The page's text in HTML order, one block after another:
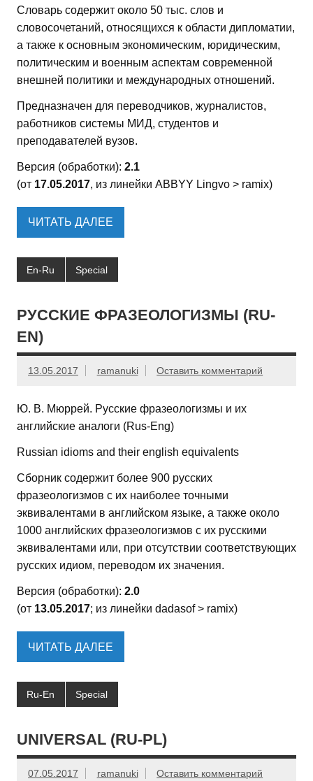
Словарь содержит около 50 тыс. слов и
словосочетаний, относящихся к области дипломатии,
а также к основным экономическим, юридическим,
политическим и военным аспектам современной
внешней политики и международных отношений.
Предназначен для переводчиков, журналистов,
работников системы МИД, студентов и
преподавателей вузов.
Версия (обработки): 2.1
(от 17.05.2017, из линейки ABBYY Lingvo > ramix)
ЧИТАТЬ ДАЛЕЕ
En-Ru Special
РУССКИЕ ФРАЗЕОЛОГИЗМЫ (RU-
EN)
13.05.2017 ramanuki Оставить комментарий
Ю. В. Мюррей. Русские фразеологизмы и их
английские аналоги (Rus-Eng)
Russian idioms and their english equivalents
Сборник содержит более 900 русских
фразеологизмов с их наиболее точными
эквивалентами в английском языке, а также около
1000 английских фразеологизмов с их русскими
эквивалентами или, при отсутствии соответствующих
русских идиом, переводом их значения.
Версия (обработки): 2.0
(от 13.05.2017; из линейки dadasof > ramix)
ЧИТАТЬ ДАЛЕЕ
Ru-En Special
UNIVERSAL (RU-PL)
07.05.2017 ramanuki Оставить комментарий